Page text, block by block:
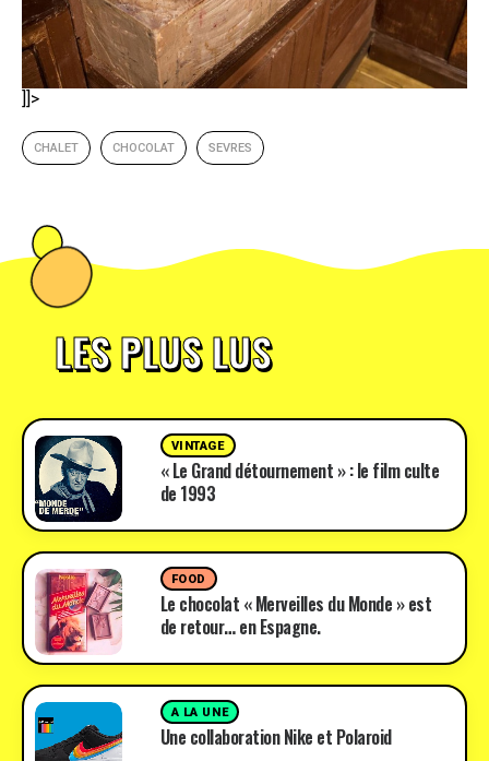
]]>
CHALET CHOCOLAT SEVRES
LES PLUS LUS
VINTAGE
« Le Grand détournement » : le film culte
de 1993
FOOD
Le chocolat « Merveilles du Monde » est
de retour… en Espagne.
A LA UNE
Une collaboration Nike et Polaroid